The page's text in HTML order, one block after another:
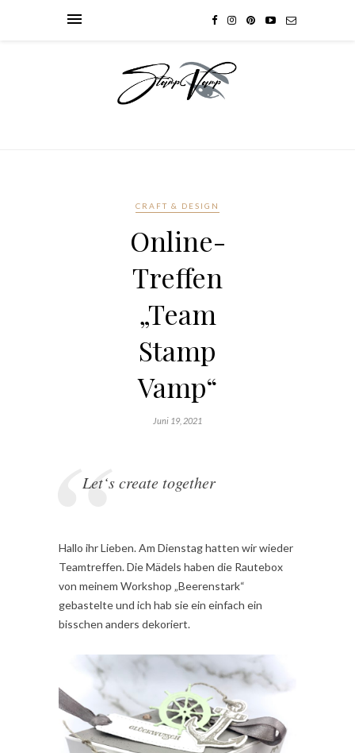
CRAFT & DESIGN
Online-
Treffen
„Team
Stamp
Vamp“
Juni 19, 2021
Let‘s create together
Hallo ihr Lieben. Am Dienstag hatten wir wieder
Teamtreffen. Die Mädels haben die Rautebox
von meinem Workshop „Beerenstark“
gebastelte und ich hab sie ein einfach ein
bisschen anders dekoriert.